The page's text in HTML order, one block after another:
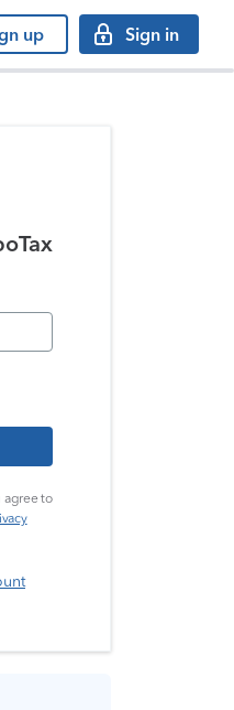
up Sign in
agree to